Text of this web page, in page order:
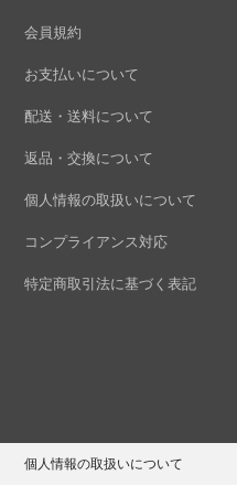
会員規約
お支払いについて
配送・送料について
返品・交換について
個人情報の取扱いについて
コンプライアンス対応
特定商取引法に基づく表記
個人情報の取扱いについて